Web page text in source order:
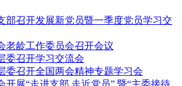
部召开发展新党员暨一季度党员学习交
老龄工作委员会召开会议
委召开学习交流会
委召开全国两会精神专题学习会